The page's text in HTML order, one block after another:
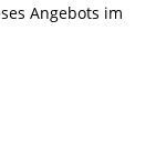
Angebots im